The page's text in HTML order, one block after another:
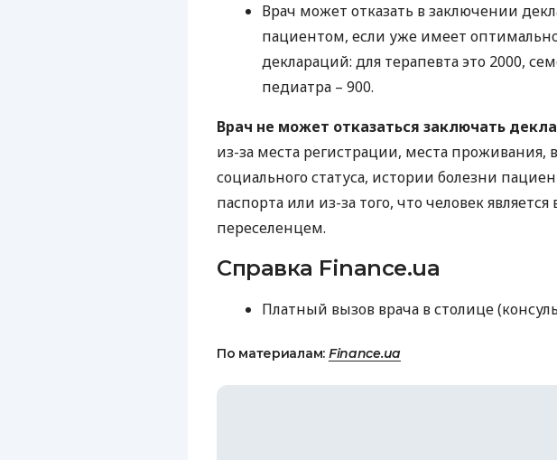
Врач может отказать в заключении
пациентом, если уже имеет
деклараций: для терапевта это 2000,
педиатра – 900.
Врач не может отказаться заключать
из-за места регистрации, места проживания,
социального статуса, истории болезни
паспорта или из-за того, что человек
переселенцем.
Справка Finance.ua
Платный вызов врача в столице
По материалам: Finance.ua